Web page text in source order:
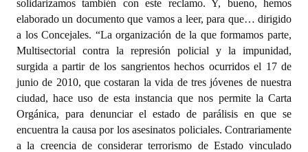
solidarizamos también con este reclamo. Y, bueno, hemos
elaborado un documento que vamos a leer, para que… dirigido
a los Concejales. “La organización de la que formamos parte,
Multisectorial contra la represión policial y la impunidad,
surgida a partir de los sangrientos hechos ocurridos el 17 de
junio de 2010, que costaran la vida de tres jóvenes de nuestra
ciudad, hace uso de esta instancia que nos permite la Carta
Orgánica, para denunciar el estado de parálisis en que se
encuentra la causa por los asesinatos policiales. Contrariamente
a la creencia de considerar terrorismo de Estado vinculado